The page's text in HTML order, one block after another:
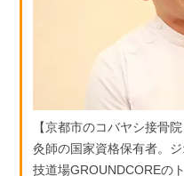
【京都市のコバヤシ接骨
灸師の国家資格保有者。
技道場GROUNDCOREの